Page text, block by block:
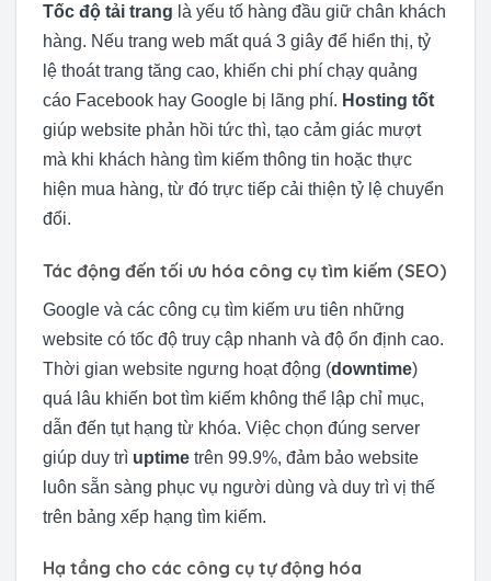
Tốc độ tải trang là yếu tố hàng đầu giữ chân khách
hàng. Nếu trang web mất quá 3 giây để hiển thị, tỷ
lệ thoát trang tăng cao, khiến chi phí chạy quảng
cáo Facebook hay Google bị lãng phí. Hosting tốt
giúp website phản hồi tức thì, tạo cảm giác mượt
mà khi khách hàng tìm kiếm thông tin hoặc thực
hiện mua hàng, từ đó trực tiếp cải thiện tỷ lệ chuyển
đổi.
Tác động đến tối ưu hóa công cụ tìm kiếm (SEO)
Google và các công cụ tìm kiếm ưu tiên những
website có tốc độ truy cập nhanh và độ ổn định cao.
Thời gian website ngưng hoạt động (downtime)
quá lâu khiến bot tìm kiếm không thể lập chỉ mục,
dẫn đến tụt hạng từ khóa. Việc chọn đúng server
giúp duy trì uptime trên 99.9%, đảm bảo website
luôn sẵn sàng phục vụ người dùng và duy trì vị thế
trên bảng xếp hạng tìm kiếm.
Hạ tầng cho các công cụ tự động hóa